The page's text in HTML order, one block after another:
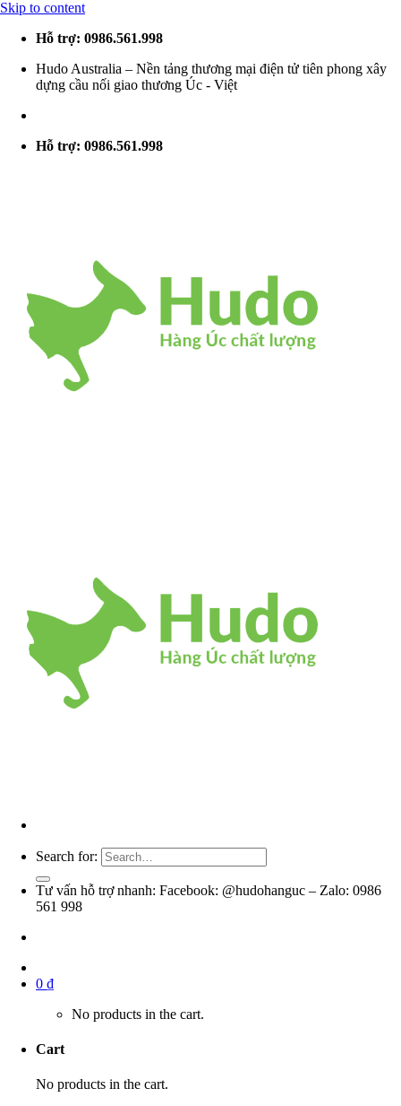
Skip to content
Hỗ trợ: 0986.561.998
Hudo Australia – Nền tảng thương mại điện tử tiên phong xây
dựng cầu nối giao thương Úc - Việt
Hỗ trợ: 0986.561.998
Search for:
Tư vấn hỗ trợ nhanh: Facebook: @hudohanguc – Zalo: 0986
561 998
0 ₫
No products in the cart.
Cart
No products in the cart.